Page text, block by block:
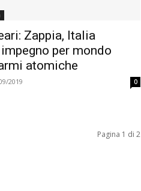
Zappia, Italia
per mondo
atomiche
2019 0
Pagina 1 di 2